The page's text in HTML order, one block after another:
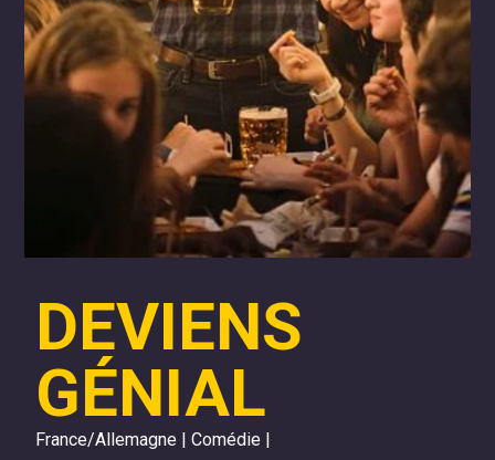
DEVIENS
GÉNIAL
France/Allemagne | Comédie |